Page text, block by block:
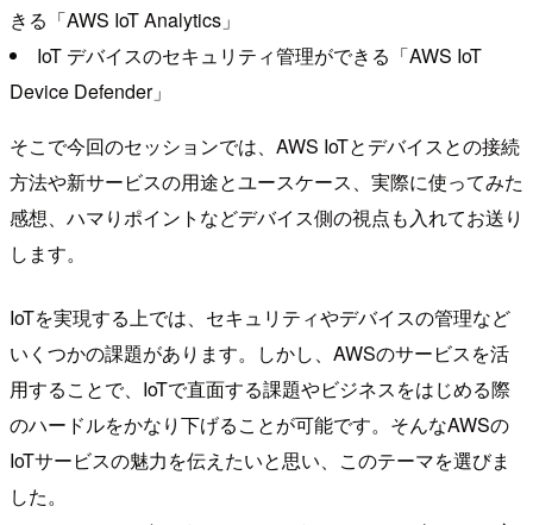
きる「AWS IoT Analytics」
IoT デバイスのセキュリティ管理ができる「AWS IoT
Device Defender」
そこで今回のセッションでは、AWS IoTとデバイスとの接続
方法や新サービスの用途とユースケース、実際に使ってみた
感想、ハマりポイントなどデバイス側の視点も入れてお送り
します。
IoTを実現する上では、セキュリティやデバイスの管理など
いくつかの課題があります。しかし、AWSのサービスを活
用することで、IoTで直面する課題やビジネスをはじめる際
のハードルをかなり下げることが可能です。そんなAWSの
IoTサービスの魅力を伝えたいと思い、このテーマを選びま
した。